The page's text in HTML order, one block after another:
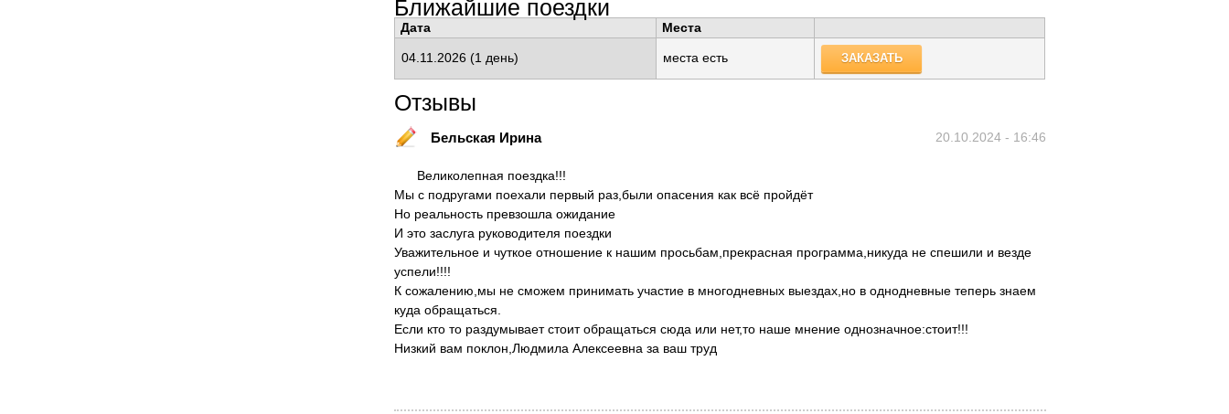
Ближайшие поездки
Дата Места
04.11.2026 (1 день) места есть ЗАКАЗАТЬ
Отзывы
20.10.2024 - 16:46
Бельская Ирина
Великолепная поездка!!!
Мы с подругами поехали первый раз,были опасения как всё пройдёт
Но реальность превзошла ожидание
И это заслуга руководителя поездки
Уважительное и чуткое отношение к нашим просьбам,прекрасная программа,никуда не спешили и везде
успели!!!!
К сожалению,мы не сможем принимать участие в многодневных выездах,но в однодневные теперь знаем
куда обращаться.
Если кто то раздумывает стоит обращаться сюда или нет,то наше мнение однозначное:стоит!!!
Низкий вам поклон,Людмила Алексеевна за ваш труд